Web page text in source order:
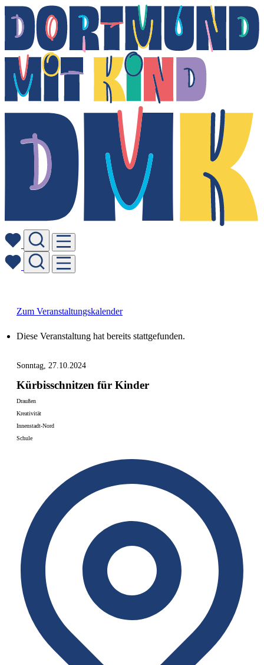
Zum Veranstaltungskalender
Diese Veranstaltung hat bereits stattgefunden.
Sonntag, 27.10.2024
Kürbisschnitzen für Kinder
Draußen
Kreativität
Innenstadt-Nord
Schule